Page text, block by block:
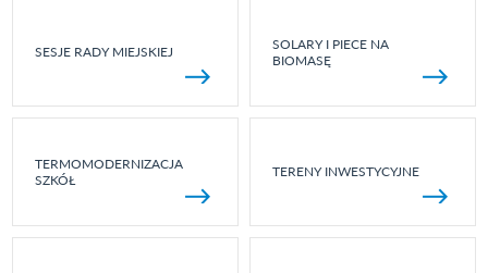
SESJE RADY MIEJSKIEJ
SOLARY I PIECE NA
BIOMASĘ
TERMOMODERNIZACJA
SZKÓŁ
TERENY INWESTYCYJNE